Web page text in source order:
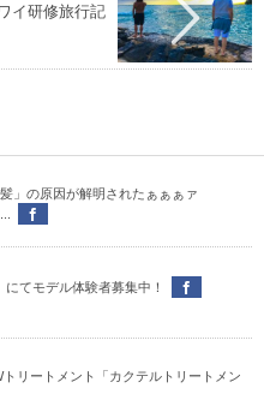
イ研修旅行記
」の原因が解明されたぁぁぁァ
てモデル体験者募集中！
トリートメント「カクテルトリートメン